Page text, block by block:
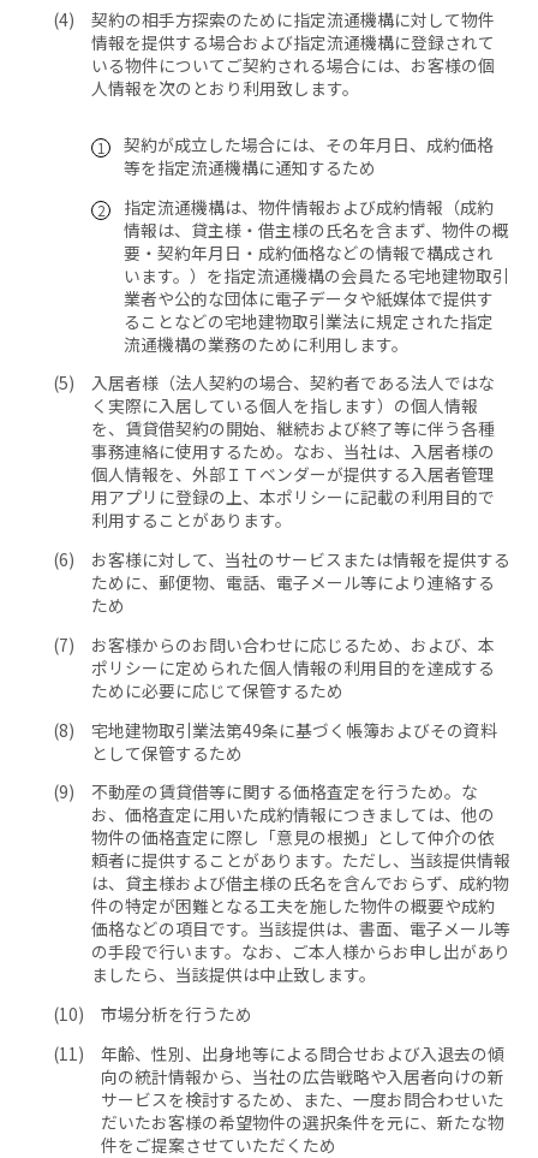
契約の相手方探索のために指定流通機構に対して物件
情報を提供する場合および指定流通機構に登録されて
いる物件についてご契約される場合には、お客様の個
人情報を次のとおり利用致します。
契約が成立した場合には、その年月日、成約価格
等を指定流通機構に通知するため
指定流通機構は、物件情報および成約情報（成約
情報は、貸主様・借主様の氏名を含まず、物件の概
要・契約年月日・成約価格などの情報で構成され
います。）を指定流通機構の会員たる宅地建物取引
業者や公的な団体に電子データや紙媒体で提供す
ることなどの宅地建物取引業法に規定された指定
流通機構の業務のために利用します。
入居者様（法人契約の場合、契約者である法人ではな
く実際に入居している個人を指します）の個人情報
を、賃貸借契約の開始、継続および終了等に伴う各種
事務連絡に使用するため。なお、当社は、入居者様の
個人情報を、外部ＩＴベンダーが提供する入居者管理
用アプリに登録の上、本ポリシーに記載の利用目的で
利用することがあります。
お客様に対して、当社のサービスまたは情報を提供する
ために、郵便物、電話、電子メール等により連絡する
ため
お客様からのお問い合わせに応じるため、および、本
ポリシーに定められた個人情報の利用目的を達成する
ために必要に応じて保管するため
宅地建物取引業法第49条に基づく帳簿およびその資料
として保管するため
不動産の賃貸借等に関する価格査定を行うため。な
お、価格査定に用いた成約情報につきましては、他の
物件の価格査定に際し「意見の根拠」として仲介の依
頼者に提供することがあります。ただし、当該提供情報
は、貸主様および借主様の氏名を含んでおらず、成約物
件の特定が困難となる工夫を施した物件の概要や成約
価格などの項目です。当該提供は、書面、電子メール等
の手段で行います。なお、ご本人様からお申し出があり
ましたら、当該提供は中止致します。
市場分析を行うため
年齢、性別、出身地等による問合せおよび入退去の傾
向の統計情報から、当社の広告戦略や入居者向けの新
サービスを検討するため、また、一度お問合わせいた
だいたお客様の希望物件の選択条件を元に、新たな物
件をご提案させていただくため